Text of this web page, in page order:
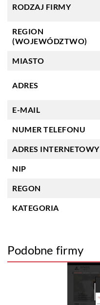
RODZAJ FIRMY
REGION
(WOJEWÓDZTWO)
MIASTO
ADRES
E-MAIL
NUMER TELEFONU
ADRES INTERNETOWY
NIP
REGON
KATEGORIA
Podobne firmy